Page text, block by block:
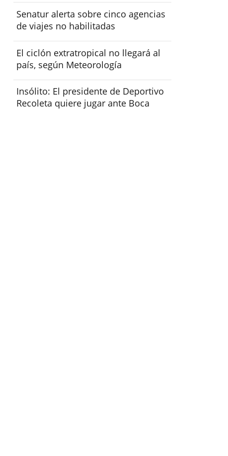
Senatur alerta sobre cinco agencias
de viajes no habilitadas
El ciclón extratropical no llegará al
país, según Meteorología
Insólito: El presidente de Deportivo
Recoleta quiere jugar ante Boca